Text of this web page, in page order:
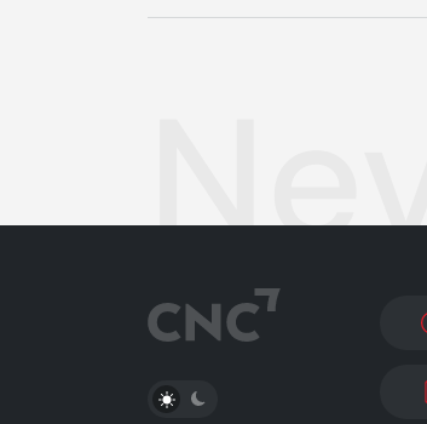
PŘEPNOUT SVĚTLÝ/TMAVÝ REŽIM